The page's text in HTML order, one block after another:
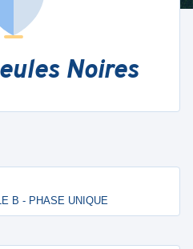
Noires
B - PHASE UNIQUE